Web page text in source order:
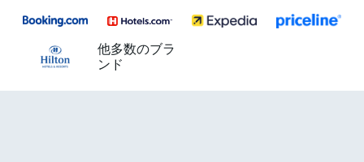
他多数のブラ
ンド